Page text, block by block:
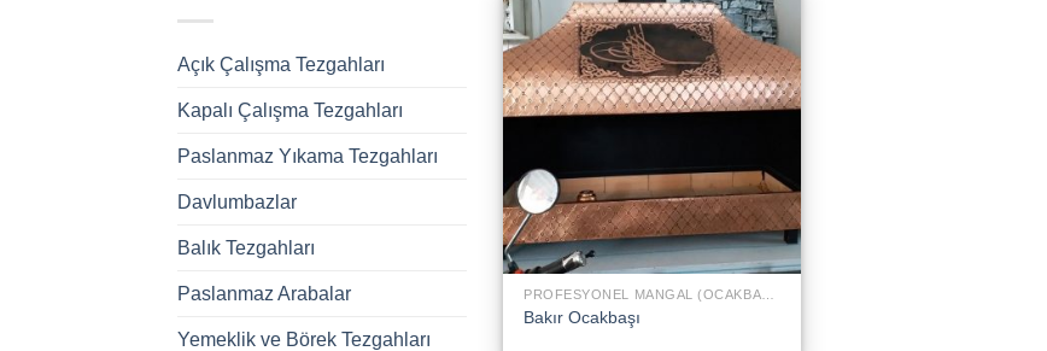
Açık Çalışma Tezgahları
Kapalı Çalışma Tezgahları
Paslanmaz Yıkama Tezgahları
Davlumbazlar
Balık Tezgahları
Paslanmaz Arabalar
Yemeklik ve Börek Tezgahları
İstek
Listeme
Bakır Ocakbaşı